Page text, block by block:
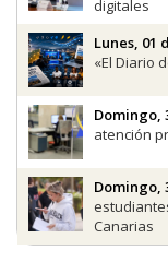
digitales
Lunes, 01
«El Diario
Domingo,
atención
Domingo,
Canarias